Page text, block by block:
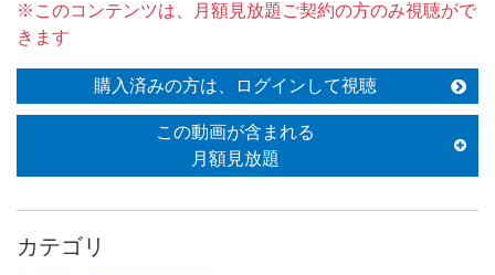
※このコンテンツは、月額見放題ご契約の方のみ視聴がで
きます
購入済みの方は、ログインして視聴
この動画が含まれる
月額見放題
カテゴリ